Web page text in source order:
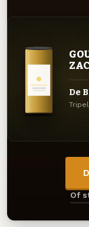
De
Of